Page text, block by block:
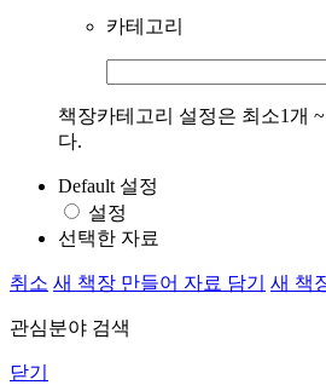
카테고리
책장카테고리 설정은 최소1개
다.
Default 설정
설정
선택한 자료
취소 새 책장 만들어 자료 담기 새 책
관심분야 검색
닫기